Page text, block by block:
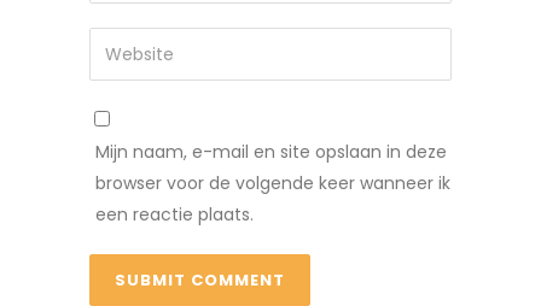
Mijn naam, e-mail en site opslaan in deze
browser voor de volgende keer wanneer ik
een reactie plaats.